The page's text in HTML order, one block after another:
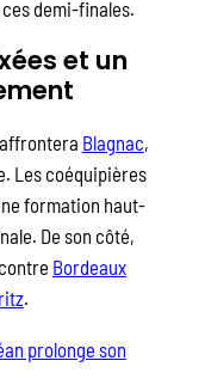
ces demi-finales.
et un
Blagnac,
Les coéquipières
formation haut-
De son côté,
Bordeaux
.
prolonge son